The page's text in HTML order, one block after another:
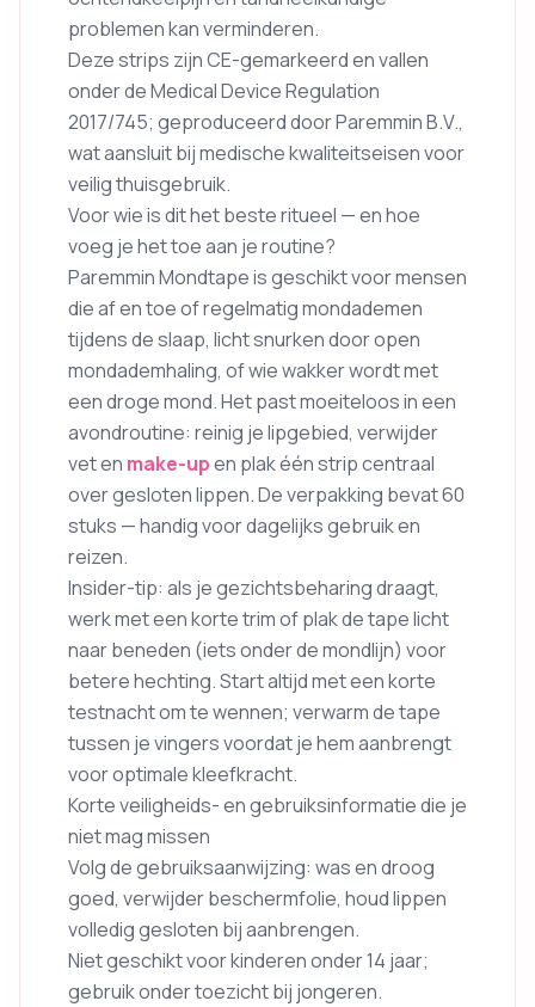
problemen kan verminderen.
Deze strips zijn CE-gemarkeerd en vallen
onder de Medical Device Regulation
2017/745; geproduceerd door Paremmin B.V.,
wat aansluit bij medische kwaliteitseisen voor
veilig thuisgebruik.
Voor wie is dit het beste ritueel — en hoe
voeg je het toe aan je routine?
Paremmin Mondtape is geschikt voor mensen
die af en toe of regelmatig mondademen
tijdens de slaap, licht snurken door open
mondademhaling, of wie wakker wordt met
een droge mond. Het past moeiteloos in een
avondroutine: reinig je lipgebied, verwijder
vet en make-upen plak één strip centraal
over gesloten lippen. De verpakking bevat 60
stuks — handig voor dagelijks gebruik en
reizen.
Insider-tip: als je gezichtsbeharing draagt,
werk met een korte trim of plak de tape licht
naar beneden (iets onder de mondlijn) voor
betere hechting. Start altijd met een korte
testnacht om te wennen; verwarm de tape
tussen je vingers voordat je hem aanbrengt
voor optimale kleefkracht.
Korte veiligheids- en gebruiksinformatie die je
niet mag missen
Volg de gebruiksaanwijzing: was en droog
goed, verwijder beschermfolie, houd lippen
volledig gesloten bij aanbrengen.
Niet geschikt voor kinderen onder 14 jaar;
gebruik onder toezicht bij jongeren.